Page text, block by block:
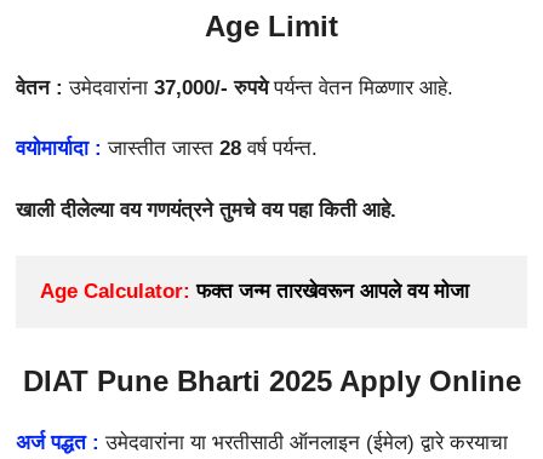
Age Limit
वेतन :उमेदवारांना 37,000/-रुपयेपर्यन्त वेतन मिळणार आहे.
वयोमार्यादा : जास्तीत जास्त 28 वर्ष पर्यन्त.
खाली दीलेल्या वय गणयंत्रने तुमचे वय पहा किती आहे.
Age Calculator: फक्त जन्म तारखेवरून आपले वय मोजा
DIAT Pune Bharti 2025 Apply Online
अर्ज पद्धत : उमेदवारांना या भरतीसाठी ऑनलाइन (ईमेल) द्वारे करयाचा